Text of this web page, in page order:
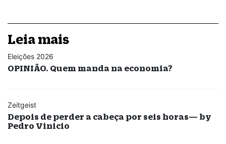
Leia mais
Eleições 2026
OPINIÃO. Quem manda na economia?
Zeitgeist
Depois de perder a cabeça por seis horas— by
Pedro Vinicio